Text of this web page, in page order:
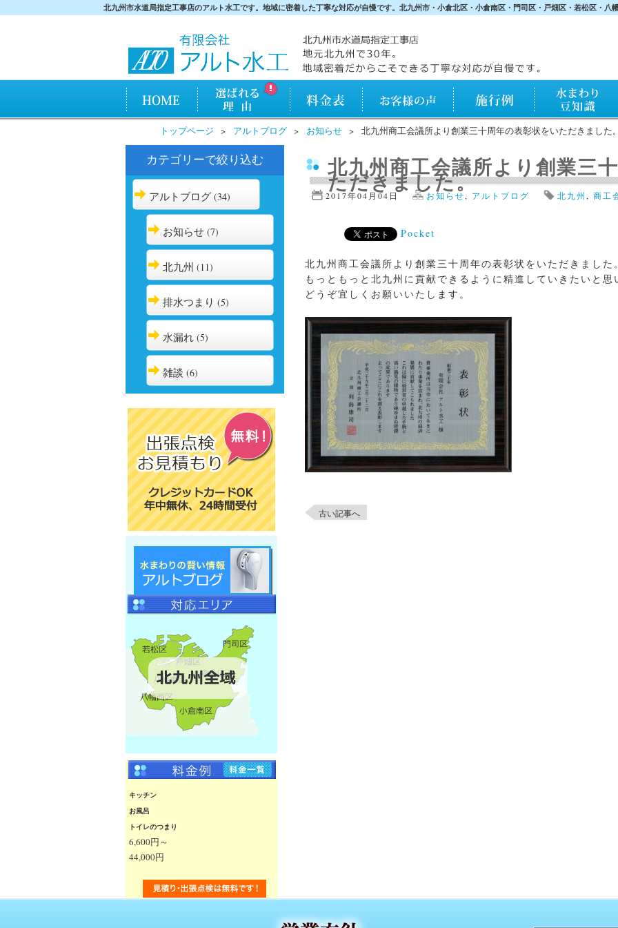
北九州市水道局指定工事店のアルト水工です。地域に密着した丁寧な対応が自慢です。北九州市・小倉北区・小倉南区・門司区・戸畑区・若松区・八
アルト水工が選ばれ
る理由
料金表 お客様の声 施行例 水まわり知識
トップページ アルトブログ お知らせ 北九州商工会議所より創業三十周年の表彰状をいただきました。
カテゴリーで絞り込む
アルトブログ (34)
お知らせ (7)
北九州 (11)
排水つまり (5)
水漏れ (5)
雑談 (6)
キッチン
お風呂
トイレのつまり
6,600円～
44,000円
北九州商工会議所より創業三
ただきました。
2017年04月04日 お知らせ, アルトブログ 北九州 , 商工
Pocket
北九州商工会議所より創業三十周年の表彰状をいただきました。
もっともっと北九州に貢献できるように精進していきたいと思
どうぞ宜しくお願いいたします。
古い記事へ